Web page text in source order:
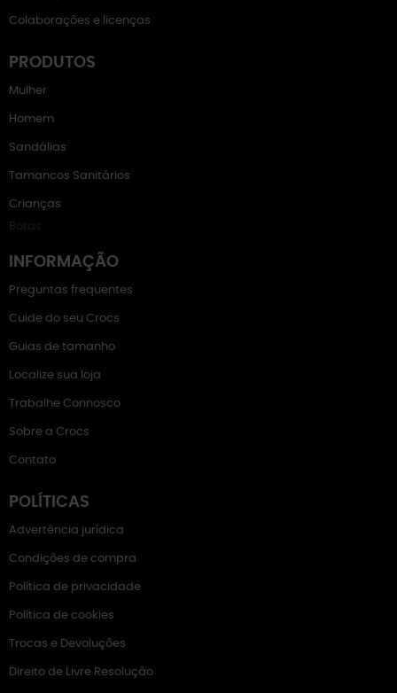
Colaborações e licenças
PRODUTOS
Mulher
Homem
Sandálias
Tamancos Sanitários
Crianças
Botas
INFORMAÇÃO
Preguntas frequentes
Cuide do seu Crocs
Guias de tamanho
Localize sua loja
Trabalhe Connosco
Sobre a Crocs
Contato
POLÍTICAS
Advertência jurídica
Condições de compra
Política de privacidade
Política de cookies
Trocas e Devoluções
Direito de Livre Resolução